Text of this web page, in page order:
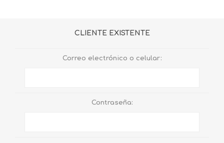
CLIENTE EXISTENTE
Correo electrónico o celular:
Contraseña: